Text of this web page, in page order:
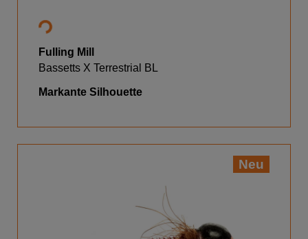
Fulling Mill
Bassetts X Terrestrial BL
Markante Silhouette
Neu